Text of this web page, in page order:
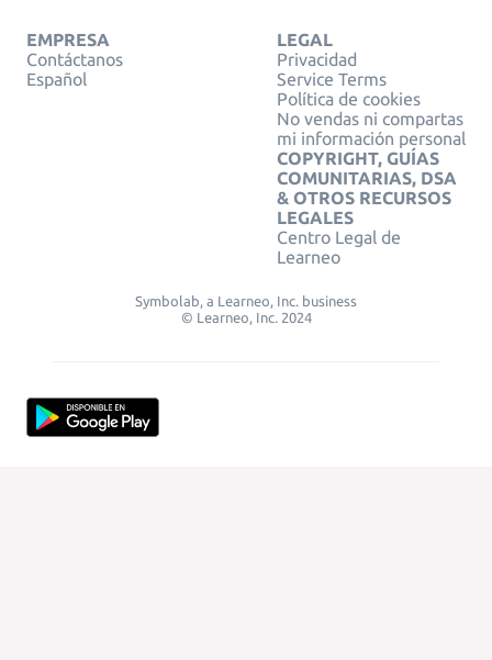
EMPRESA
Contáctanos
Español
LEGAL
Privacidad
Service Terms
Política de cookies
No vendas ni compartas
mi información personal
COPYRIGHT, GUÍAS
COMUNITARIAS, DSA
& OTROS RECURSOS
LEGALES
Centro Legal de
Learneo
Symbolab, a Learneo, Inc. business
© Learneo, Inc. 2024